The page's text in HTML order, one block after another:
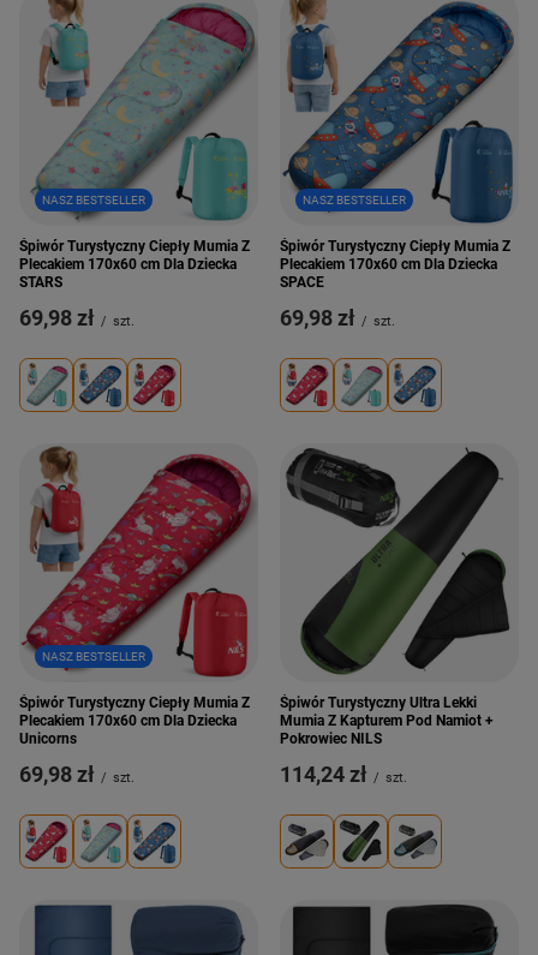
NASZ BESTSELLER
Śpiwór Turystyczny Ciepły Mumia Z
Plecakiem 170x60 cm Dla Dziecka
STARS
69,98 zł / szt.
NASZ BESTSELLER
Śpiwór Turystyczny Ciepły Mumia Z
Plecakiem 170x60 cm Dla Dziecka
SPACE
69,98 zł / szt.
NASZ BESTSELLER
Śpiwór Turystyczny Ciepły Mumia Z
Plecakiem 170x60 cm Dla Dziecka
Unicorns
69,98 zł / szt.
Śpiwór Turystyczny Ultra Lekki
Mumia Z Kapturem Pod Namiot +
Pokrowiec NILS
114,24 zł / szt.